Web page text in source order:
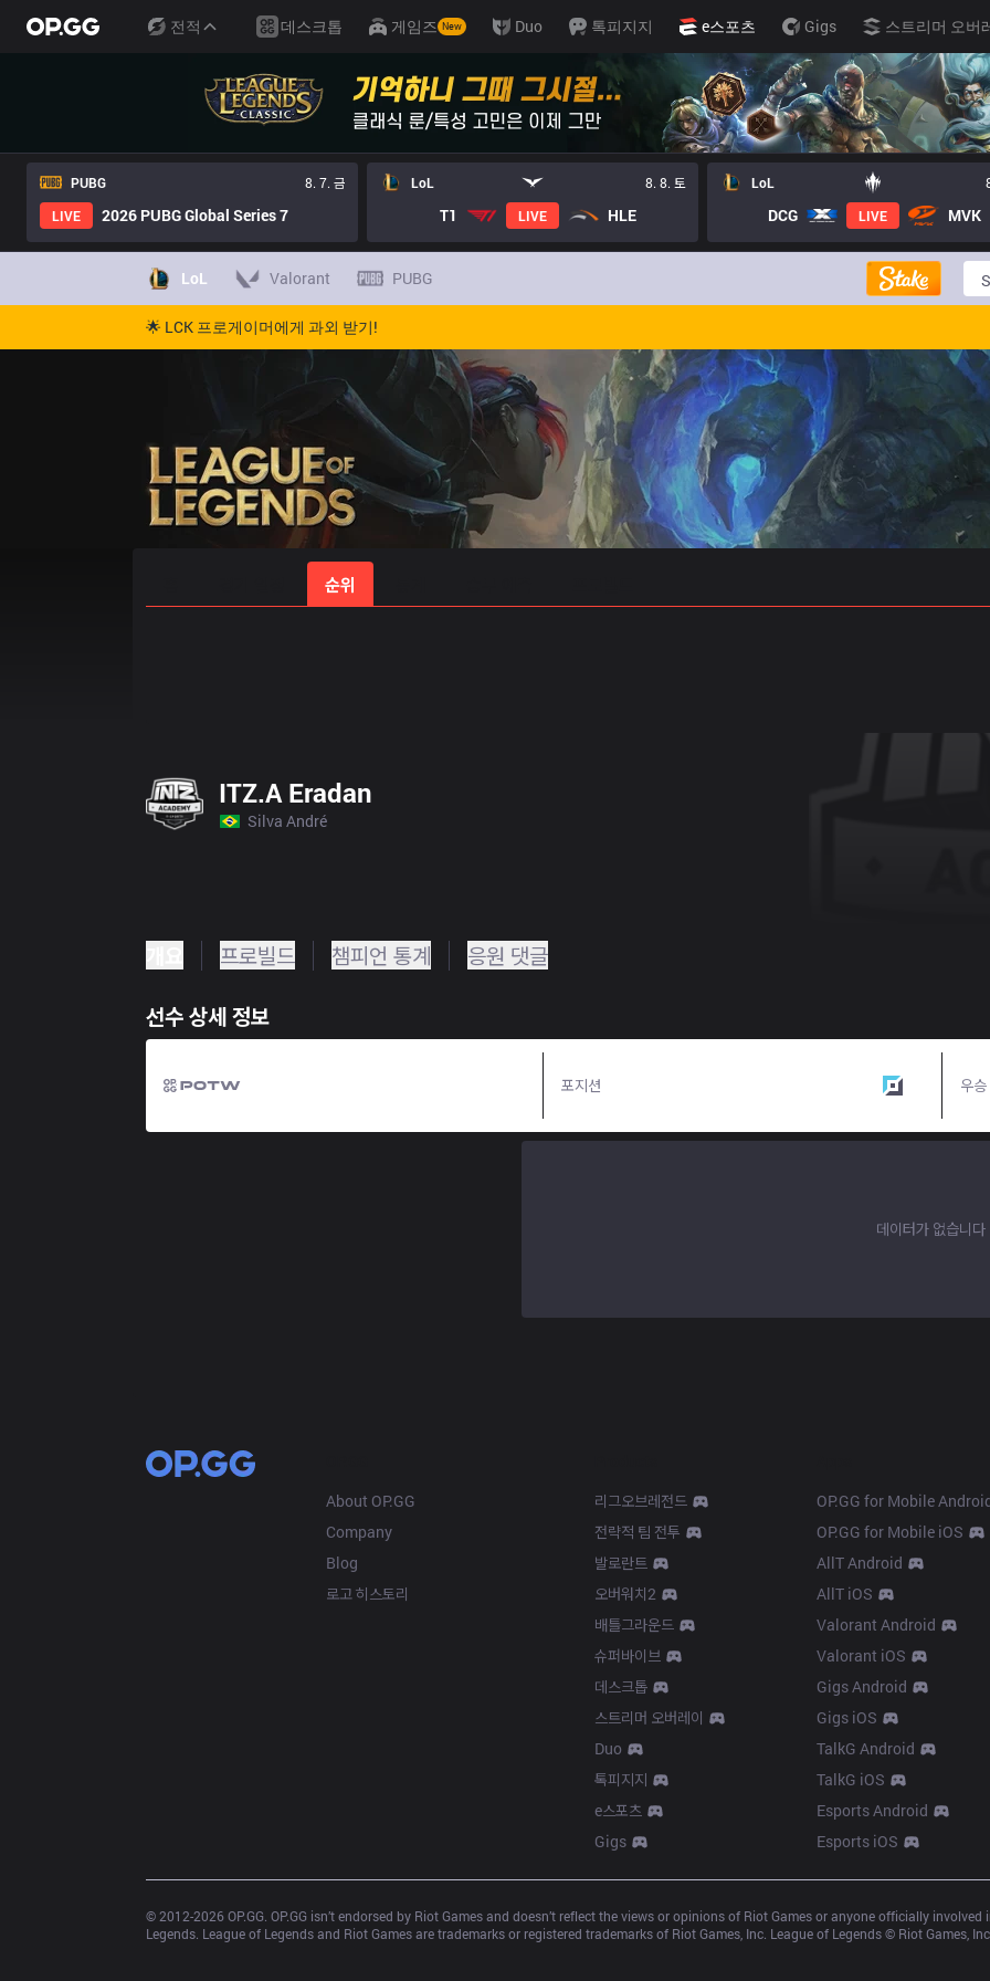
전적 데스크톱 게임즈 New Duo 톡피지지 e스포츠 Gigs 스트리머 오버
PUBG
8. 7. 금
LIVE
2026 PUBG Global Series 7
LoL 8. 8. 토
T1 LIVE HLE
LoL
DCG LIVE MVK
LoL Valorant PUBG
🌟 LCK 프로게이머에게 과외 받기!
순위
ITZ.A Eradan
Silva André
프로빌드 챔피언 통계 응원 댓글
선수 상세 정보
포지션 우승
데이터가 없습니다
About OP.GG
Company
Blog
로고 히스토리
리그오브레전드
전략적 팀 전투
발로란트
오버워치2
배틀그라운드
슈퍼바이브
데스크톱
스트리머 오버레이
Duo
톡피지지
e스포츠
Gigs
OP.GG for Mobile
OP.GG for Mobile iOS
AllT Android
AllT iOS
Valorant Android
Valorant iOS
Gigs Android
Gigs iOS
TalkG Android
TalkG iOS
Esports Android
Esports iOS
© 2012-2026 OP.GG. OP.GG isn’t endorsed by Riot Games and doesn’t reflect the views or opinions of Riot Games or anyone officially
Legends. League of Legends and Riot Games are trademarks or registered trademarks of Riot Games, Inc. League of Legends © Riot Games, Inc.